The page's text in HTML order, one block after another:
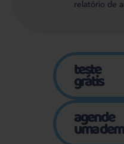
relatório de
teste
grátis
agende
uma